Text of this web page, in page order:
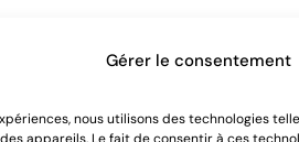
Gérer le consentement
nous utilisons des technologies